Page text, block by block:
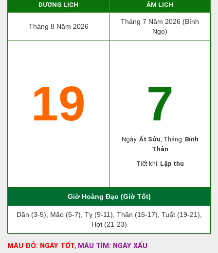
DƯƠNG LỊCH ÂM LỊCH
Tháng 8 Năm 2026
Tháng 7 Năm 2026 (Bính
Ngọ)
19 7
Ngày: Ất Sửu, Tháng: Bính
Thân
Tiết khí: Lập thu
Giờ Hoàng Đạo (Giờ Tốt)
Dần (3-5), Mão (5-7), Tỵ (9-11), Thân (15-17), Tuất (19-21),
Hợi (21-23)
MÀU ĐỎ: NGÀY TỐT, MÀU TÍM: NGÀY XẤU